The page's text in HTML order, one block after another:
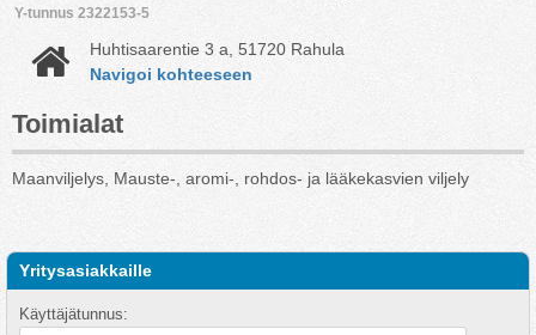
Y-tunnus 2322153-5
Huhtisaarentie 3 a, 51720 Rahula
Navigoi kohteeseen
Toimialat
Maanviljelys, Mauste-, aromi-, rohdos- ja lääkekasvien viljely
Yritysasiakkaille
Käyttäjätunnus: